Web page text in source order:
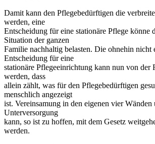
Damit kann den Pflegebedürftigen die
werden, eine
Entscheidung für eine stationäre Pflege könne
Situation der ganzen
Familie nachhaltig belasten. Die ohnehin nicht
Entscheidung für eine
stationäre Pflegeeinrichtung kann nun von der
werden, dass
allein zählt, was für den Pflegebedürftigen
menschlich angezeigt
ist. Vereinsamung in den eigenen vier Wänden
Unterversorgung
kann, so ist zu hoffen, mit dem Gesetz
werden.